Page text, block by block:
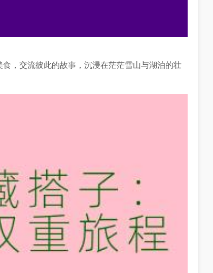
，交流彼此的故事，沉浸在茫茫雪山与湖泊的壮